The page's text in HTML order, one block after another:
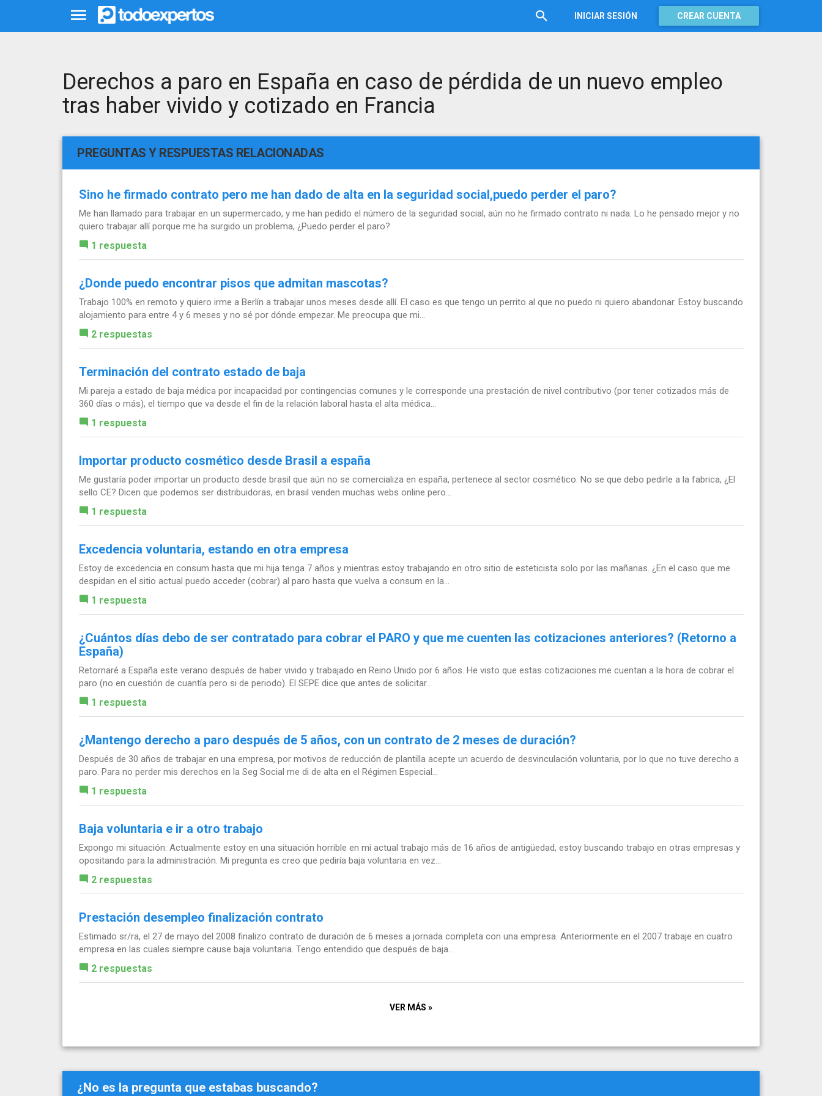
INICIAR SESIÓN CREAR CUENTA
Derechos a paro en España en caso de pérdida de un nuevo empleo
tras haber vivido y cotizado en Francia
PREGUNTAS Y RESPUESTAS RELACIONADAS
Sino he firmado contrato pero me han dado de alta en la seguridad social,puedo perder el paro?
Me han llamado para trabajar en un supermercado, y me han pedido el número de la seguridad social, aún no he firmado contrato ni nada. Lo he pensado mejor y no
quiero trabajar allí porque me ha surgido un problema, ¿Puedo perder el paro?
1 respuesta
¿Donde puedo encontrar pisos que admitan mascotas?
Trabajo 100% en remoto y quiero irme a Berlín a trabajar unos meses desde allí. El caso es que tengo un perrito al que no puedo ni quiero abandonar. Estoy buscando
alojamiento para entre 4 y 6 meses y no sé por dónde empezar. Me preocupa que mi...
2 respuestas
Terminación del contrato estado de baja
Mi pareja a estado de baja médica por incapacidad por contingencias comunes y le corresponde una prestación de nivel contributivo (por tener cotizados más de
360 días o más), el tiempo que va desde el fin de la relación laboral hasta el alta médica...
1 respuesta
Importar producto cosmético desde Brasil a españa
Me gustaría poder importar un producto desde brasil que aún no se comercializa en españa, pertenece al sector cosmético. No se que debo pedirle a la fabrica, ¿El
sello CE? Dicen que podemos ser distribuidoras, en brasil venden muchas webs online pero...
1 respuesta
Excedencia voluntaria, estando en otra empresa
Estoy de excedencia en consum hasta que mi hija tenga 7 años y mientras estoy trabajando en otro sitio de esteticista solo por las mañanas. ¿En el caso que me
despidan en el sitio actual puedo acceder (cobrar) al paro hasta que vuelva a consum en la...
1 respuesta
¿Cuántos días debo de ser contratado para cobrar el PARO y que me cuenten las cotizaciones anteriores? (Retorno a
España)
Retornaré a España este verano después de haber vivido y trabajado en Reino Unido por 6 años. He visto que estas cotizaciones me cuentan a la hora de cobrar el
paro (no en cuestión de cuantía pero si de periodo). El SEPE dice que antes de solicitar...
1 respuesta
¿Mantengo derecho a paro después de 5 años, con un contrato de 2 meses de duración?
Después de 30 años de trabajar en una empresa, por motivos de reducción de plantilla acepte un acuerdo de desvinculación voluntaria, por lo que no tuve derecho a
paro. Para no perder mis derechos en la Seg Social me di de alta en el Régimen Especial...
1 respuesta
Baja voluntaria e ir a otro trabajo
Expongo mi situación: Actualmente estoy en una situación horrible en mi actual trabajo más de 16 años de antigüedad, estoy buscando trabajo en otras empresas y
opositando para la administración. Mi pregunta es creo que pediría baja voluntaria en vez...
2 respuestas
Prestación desempleo finalización contrato
Estimado sr/ra, el 27 de mayo del 2008 finalizo contrato de duración de 6 meses a jornada completa con una empresa. Anteriormente en el 2007 trabaje en cuatro
empresa en las cuales siempre cause baja voluntaria. Tengo entendido que después de baja...
2 respuestas
VER MÁS »
¿No es la pregunta que estabas buscando?